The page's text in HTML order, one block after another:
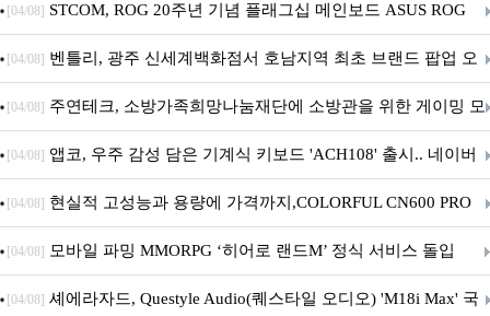
[04/08] STCOM, ROG 20주년 기념 플래그십 메인보드 ASUS ROG
Crosshair X870E EDITION 20 국내 출시 예정
[04/08] 벤틀리, 광주 신세계백화점서 호남지역 최초 브랜드 팝업 오
픈
[04/08] 주연테크, 소방가족희망나눔재단에 소방관을 위한 게이밍 모
니터·스마트 펫 침대 기부
[04/08] 앱코, 우주 감성 담은 기계식 키보드 'ACH108' 출시.. 네이버
브랜드데이 기획전 진행
[04/08] 현실적 고성능과 용량에 가격까지,COLORFUL CN600 PRO
M.2 NVMe 디앤디컴 1TB
[04/08] 모바일 파밍 MMORPG ‘히어로 랜드M’ 정식 서비스 돌입
[04/08] 셰에라자드, Questyle Audio(퀘스타일 오디오) 'M18i Max' 국